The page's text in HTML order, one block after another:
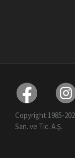
Copyright 1985-
San. ve Tic. A.Ş.